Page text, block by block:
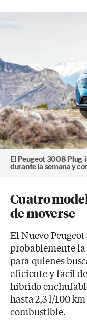
El Peugeot 3008
durante la semana y
Cuatro
de moverse
El Nuevo
probablemente
para quienes
eficiente y fácil
híbrido
hasta 2,3 l/100
combustible.